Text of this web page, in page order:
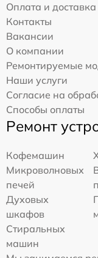
Оплата и доставка
Контакты
Вакансии
О компании
Ремонтируемые
Наши услуги
Согласие на
Способы оплаты
Ремонт
Кофемашин
Микроволновых
печей
Духовых
шкафов
Стиральных
машин